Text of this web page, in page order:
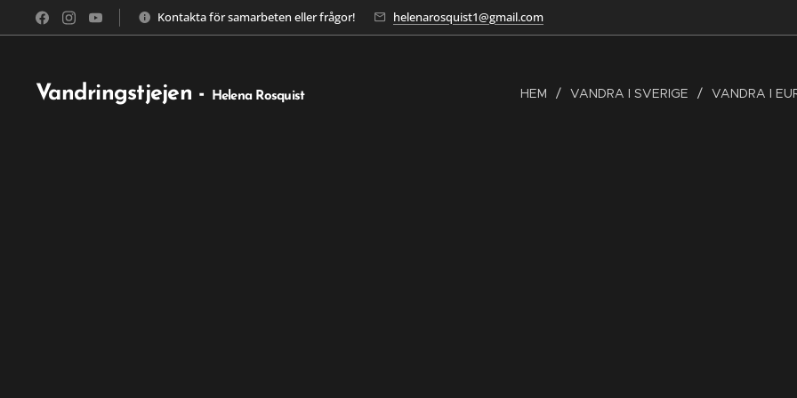
Kontakta för samarbeten eller frågor! helenarosquist1@gmail.com
Vandringstjejen - Helena Rosquist HEM VANDRA I SVERIGE VANDRA I